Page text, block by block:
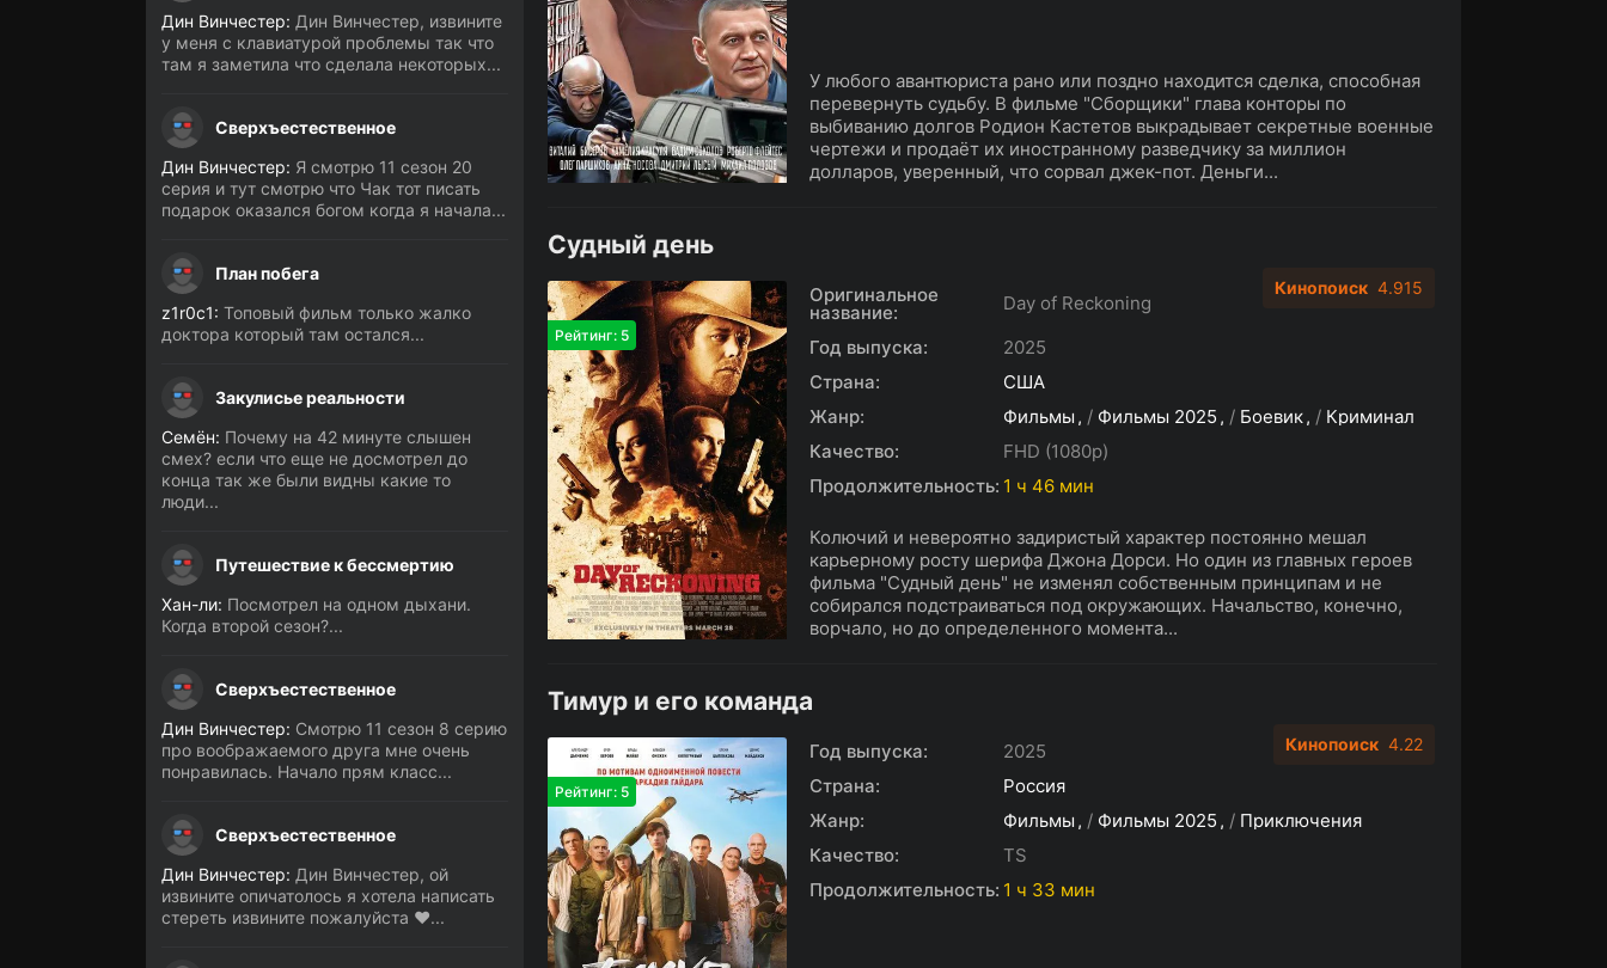
У любого авантюриста рано или поздно находится сделка, способная
перевернуть судьбу. В фильме "Сборщики" глава конторы по
выбиванию долгов Родион Кастетов выкрадывает секретные военные
чертежи и продаёт их иностранному разведчику за миллион
долларов, уверенный, что сорвал джек-пот. Деньги...
Судный день
Рейтинг: 5
Оригинальное
название:
Day of Reckoning
Год выпуска:
2025
Страна:
США
Жанр:
Фильмы / Фильмы 2025 / Боевик / Криминал
Качество:
FHD (1080p)
Продолжительность: 1 ч 46 мин
Колючий и невероятно задиристый характер постоянно мешал
карьерному росту шерифа Джона Дорси. Но один из главных героев
фильма "Судный день" не изменял собственным принципам и не
собирался подстраиваться под окружающих. Начальство, конечно,
ворчало, но до определенного момента...
Кинопоиск 4.915
Тимур и его команда
Рейтинг: 5
Год выпуска:
2025
Страна:
Россия
Жанр:
Фильмы / Фильмы 2025 / Приключения
Качество:
TS
Продолжительность: 1 ч 33 мин
Кинопоиск 4.22
Дин Винчестер: Дин Винчестер, извините
у меня с клавиатурой проблемы так что
там я заметила что сделала некоторых...
Сверхъестественное
Дин Винчестер: Я смотрю 11 сезон 20
серия и тут смотрю что Чак тот писать
подарок оказался богом когда я начала...
План побега
z1r0c1: Топовый фильм только жалко
доктора который там остался...
Закулисье реальности
Семён: Почему на 42 минуте слышен
смех? если что еще не досмотрел до
конца так же были видны какие то
люди...
Путешествие к бессмертию
Хан-ли: Посмотрел на одном дыхани.
Когда второй сезон?...
Сверхъестественное
Дин Винчестер: Смотрю 11 сезон 8 серию
про воображаемого друга мне очень
понравилась. Начало прям класс...
Сверхъестественное
Дин Винчестер: Дин Винчестер, ой
извините опичатолось я хотела написать
стереть извините пожалуйста ❤️...